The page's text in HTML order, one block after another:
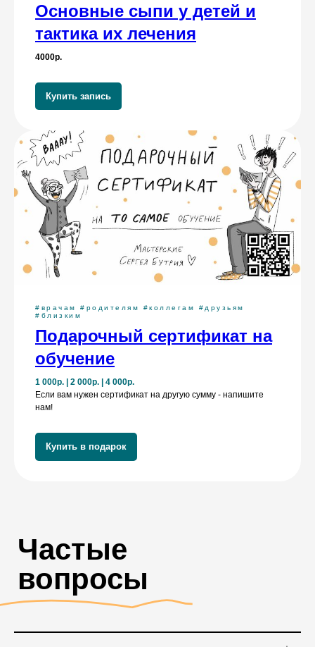
Основные сыпи у детей и
тактика их лечения
4000р.
Купить запись
#врачам #родителям #коллегам #друзьям
#близким
Подарочный сертификат на
обучение
1 000р. | 2 000р. | 4 000р.
Если вам нужен сертификат на другую сумму - напишите
нам!
Купить в подарок